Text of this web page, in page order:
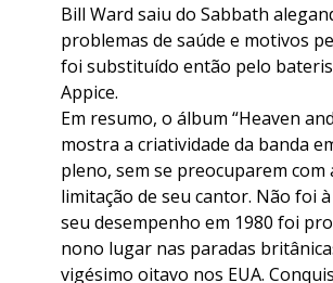
Bill Ward saiu do Sabbath
problemas de saúde e motivos
foi substituído então pelo
Appice.
Em resumo, o álbum “Heaven
mostra a criatividade da banda
pleno, sem se preocuparem com
limitação de seu cantor. Não foi
seu desempenho em 1980 foi
nono lugar nas paradas
vigésimo oitavo nos EUA.